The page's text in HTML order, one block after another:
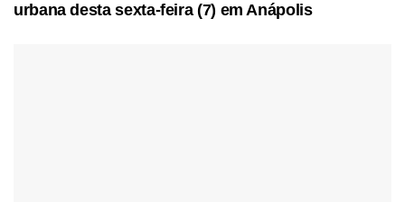
urbana desta sexta-feira (7) em Anápolis